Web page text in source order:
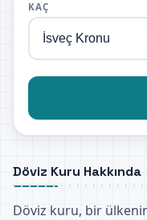
KAÇ
Döviz Kuru Hakkında
Döviz kuru, bir